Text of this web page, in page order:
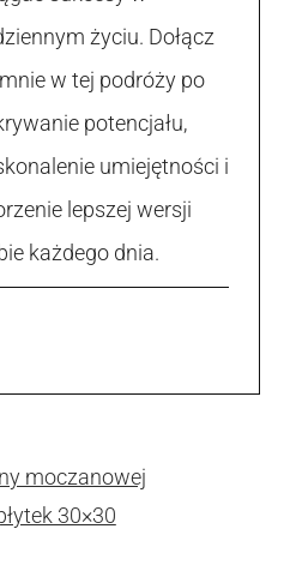
życiu. Dołącz
w tej podróży po
potencjału,
umiejętności i
lepszej wersji
każdego dnia.
moczanowej
30×30